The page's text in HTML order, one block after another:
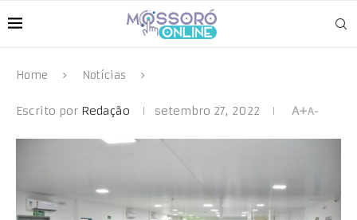
Home Notícias
Escrito por Redação setembro 27, 2022 A+A-